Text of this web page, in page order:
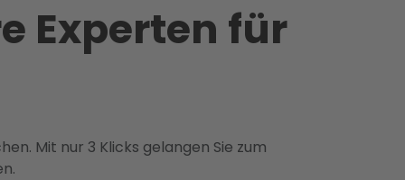
Experten für
Mit nur 3 Klicks gelangen Sie zum